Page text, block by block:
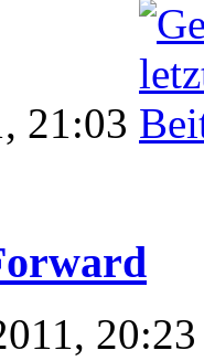
21:03